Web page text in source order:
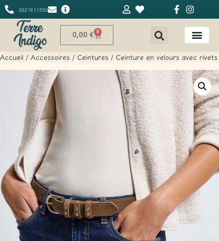
0321811553
0,00 € 0
Accueil / Accessoires / Ceintures / Ceinture en velours avec rivets